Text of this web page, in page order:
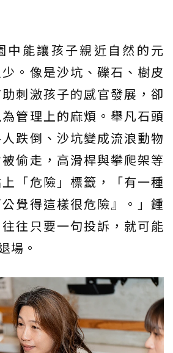
中能讓孩子親近自然的元
。像是沙坑、礫石、樹皮
刺激孩子的感官發展，卻
管理上的麻煩。舉凡石頭
跌倒、沙坑變成流浪動物
偷走，高滑桿與攀爬架等
「危險」標籤，「有一種
覺得這樣很危險』。」鍾
往只要一句投訴，就可能
場。